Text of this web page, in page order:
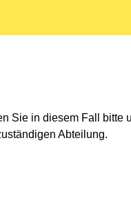
Sie in diesem Fall bitte
Abteilung.